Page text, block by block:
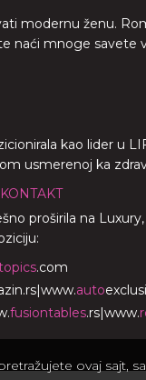
modernu ženu.
naći mnoge savete
kao lider u
usmerenoj ka
KONTAKT
proširila na
.com
|www.auto
fusiontables.rs|www.
ovaj sajt,